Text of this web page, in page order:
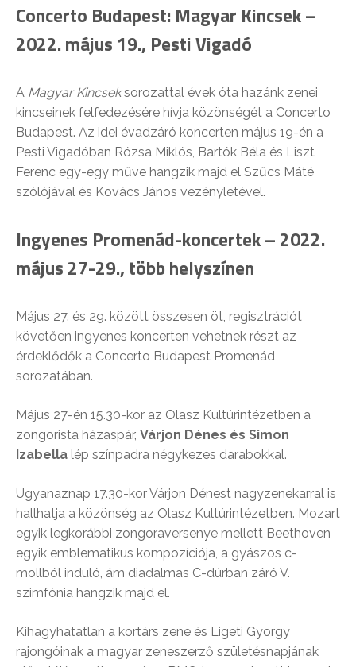
Concerto Budapest: Magyar Kincsek –
2022. május 19., Pesti Vigadó
A Magyar Kincseksorozattal évek óta hazánk zenei
kincseinek felfedezésére hívja közönségét a Concerto
Budapest. Az idei évadzáró koncerten május 19-én a
Pesti Vigadóban Rózsa Miklós, Bartók Béla és Liszt
Ferenc egy-egy műve hangzik majd el Szűcs Máté
szólójával és Kovács János vezényletével.
Ingyenes Promenád-koncertek – 2022.
május 27-29., több helyszínen
Május 27. és 29. között összesen öt, regisztrációt
követően ingyenes koncerten vehetnek részt az
érdeklődők a Concerto Budapest Promenád
sorozatában.
Május 27-én 15.30-kor az Olasz Kultúrintézetben a
zongorista házaspár, Várjon Dénes és Simon
Izabella lép színpadra négykezes darabokkal.
Ugyanaznap 17.30-kor Várjon Dénest nagyzenekarral is
hallhatja a közönség az Olasz Kultúrintézetben. Mozart
egyik legkorábbi zongoraversenye mellett Beethoven
egyik emblematikus kompozíciója, a gyászos c-
mollból induló, ám diadalmas C-dúrban záró V.
szimfónia hangzik majd el.
Kihagyhatatlan a kortárs zene és Ligeti György
rajongóinak a magyar zeneszerző születésnapjának